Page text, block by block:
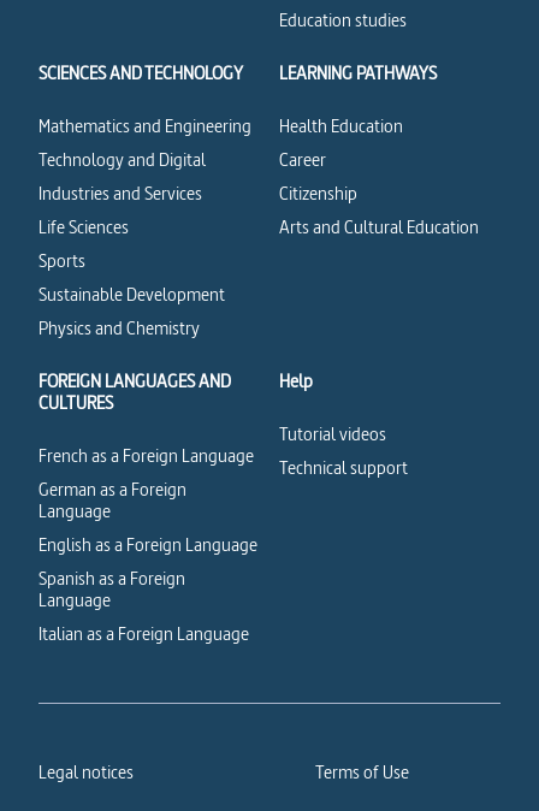
Education studies
SCIENCES AND TECHNOLOGY
Mathematics and Engineering
Technology and Digital
Industries and Services
Life Sciences
Sports
Sustainable Development
Physics and Chemistry
LEARNING PATHWAYS
Health Education
Career
Citizenship
Arts and Cultural Education
FOREIGN LANGUAGES AND
CULTURES
French as a Foreign Language
German as a Foreign
Language
English as a Foreign Language
Spanish as a Foreign
Language
Italian as a Foreign Language
Help
Tutorial videos
Technical support
Legal notices Terms of Use